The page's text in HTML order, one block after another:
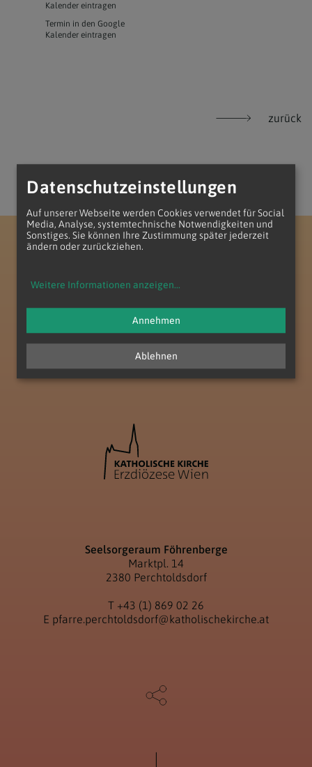
Kalender eintragen
Termin in den Google
Kalender eintragen
zurück
Erzdiözese Wien
Vikariat Süd - Unter dem Wienerwald
Dekanat Perchtoldsdorf
zum Anfang der Seite
Seelsorgeraum Föhrenberge
Marktpl. 14
2380 Perchtoldsdorf
T +43 (1) 869 02 26
E pfarre.perchtoldsdorf@katholischekirche.at
Datenschutzeinstellungen
Auf unserer Webseite werden Cookies verwendet für Social
Media, Analyse, systemtechnische Notwendigkeiten und
Sonstiges. Sie können Ihre Zustimmung später jederzeit
ändern oder zurückziehen.
Weitere Informationen anzeigen...
Ablehnen
Annehmen